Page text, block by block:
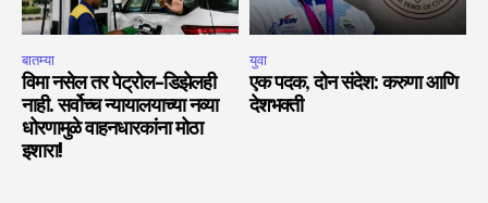
बातम्या
विमा नसेल तर पेट्रोल-डिझेलही
नाही. सर्वोच्च न्यायालयाच्या नव्या
धोरणामुळे वाहनधारकांना मोठा
इशारा!
युवा
एक पदक, दोन संदेश: करुणा आणि
देशभक्ती